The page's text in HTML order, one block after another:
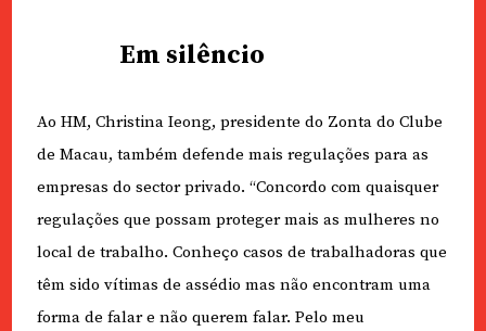
Em silêncio
Ao HM, Christina Ieong, presidente do Zonta do Clube
de Macau, também defende mais regulações para as
empresas do sector privado. “Concordo com quaisquer
regulações que possam proteger mais as mulheres no
local de trabalho. Conheço casos de trabalhadoras que
têm sido vítimas de assédio mas não encontram uma
forma de falar e não querem falar. Pelo meu